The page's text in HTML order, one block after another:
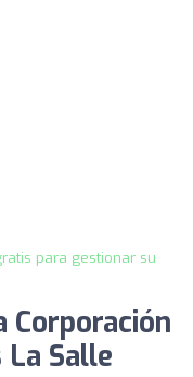
para gestionar su
Corporación
Salle